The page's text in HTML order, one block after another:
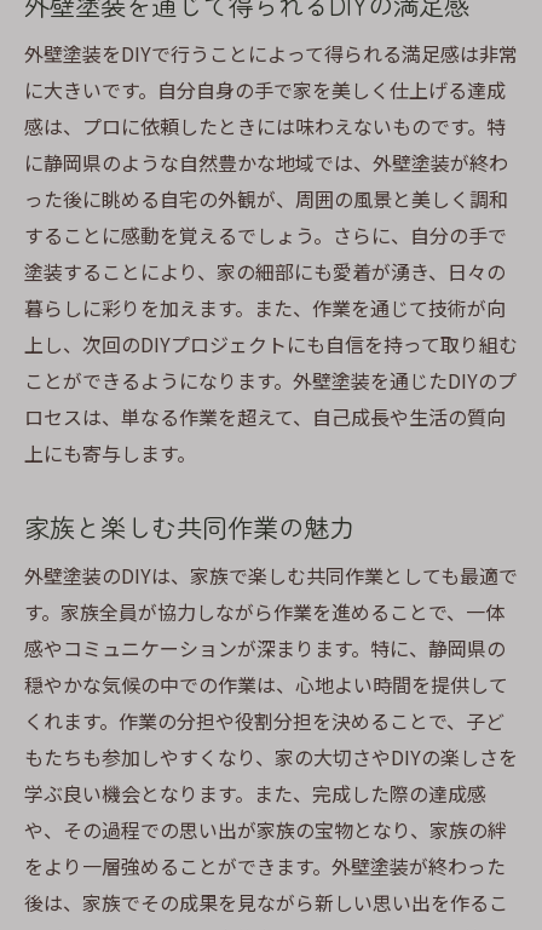
外壁塗装をDIYで行うことによって得られる満足感は非常
に大きいです。自分自身の手で家を美しく仕上げる達成
感は、プロに依頼したときには味わえないものです。特
に静岡県のような自然豊かな地域では、外壁塗装が終わ
った後に眺める自宅の外観が、周囲の風景と美しく調和
することに感動を覚えるでしょう。さらに、自分の手で
塗装することにより、家の細部にも愛着が湧き、日々の
暮らしに彩りを加えます。また、作業を通じて技術が向
上し、次回のDIYプロジェクトにも自信を持って取り組む
ことができるようになります。外壁塗装を通じたDIYのプ
ロセスは、単なる作業を超えて、自己成長や生活の質向
上にも寄与します。
家族と楽しむ共同作業の魅力
外壁塗装のDIYは、家族で楽しむ共同作業としても最適で
す。家族全員が協力しながら作業を進めることで、一体
感やコミュニケーションが深まります。特に、静岡県の
穏やかな気候の中での作業は、心地よい時間を提供して
くれます。作業の分担や役割分担を決めることで、子ど
もたちも参加しやすくなり、家の大切さやDIYの楽しさを
学ぶ良い機会となります。また、完成した際の達成感
や、その過程での思い出が家族の宝物となり、家族の絆
をより一層強めることができます。外壁塗装が終わった
後は、家族でその成果を見ながら新しい思い出を作るこ